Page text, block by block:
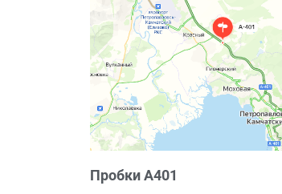
Пробки А401